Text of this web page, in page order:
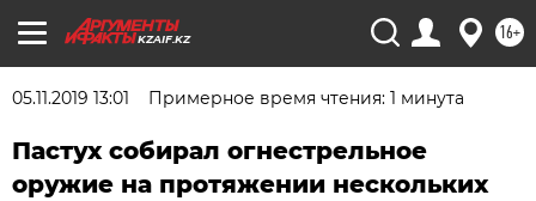
KZAIF.KZ 16+
05.11.2019 13:01 Примерное время чтения: 1 минута
Пастух собирал огнестрельное
оружие на протяжении нескольких